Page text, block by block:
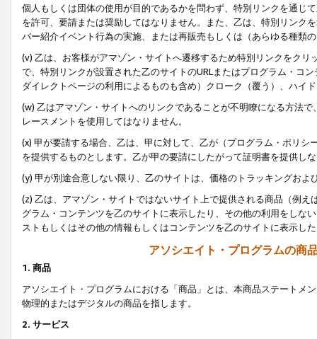
個人もしくは団体の使用が目的であるかを問わず、特別リンクを通じ
を許可、要請または奨励してはなりません。また、乙は、特別リンク
バー紹介イベント行為の実施、または再販売もしくは（あらゆる種類
(v) 乙は、お客様がアマゾン・サイトへ遷移するため特別リンクをク
で、特別リンクが設置された乙のサイトのURLまたはプログラム・コ
ダイレクトページの利用によるものも含め）クローク（覆う）、ハイ
(w) 乙はアマゾン・サイトへのリンクであることが不明瞭になる方法
レースメントを使用してはなりません。
(x) 甲が要請する場合、乙は、甲に対して、乙が（プログラム・ポリ
を提供するものとします。乙が甲の要請にしたがって証明書を提供し
(y) 甲が別途合意しない限り、乙のサイトは、価格のトラッキングお
(z) 乙は、アマゾン・サイトではないサイト上で提供される商品（例
グラム・コンテンツを乙のサイトに表示したり、その他の利用をしな
ストもしくはその他の情報もしくはコンテンツを乙のサイトに表示し
アソシエイト・プログラムの商
1. 商品
アソシエイト・プログラムにおける「商品」とは、本商品ステートメ
物理的またはデジタルの商品を指します。
2. サービス